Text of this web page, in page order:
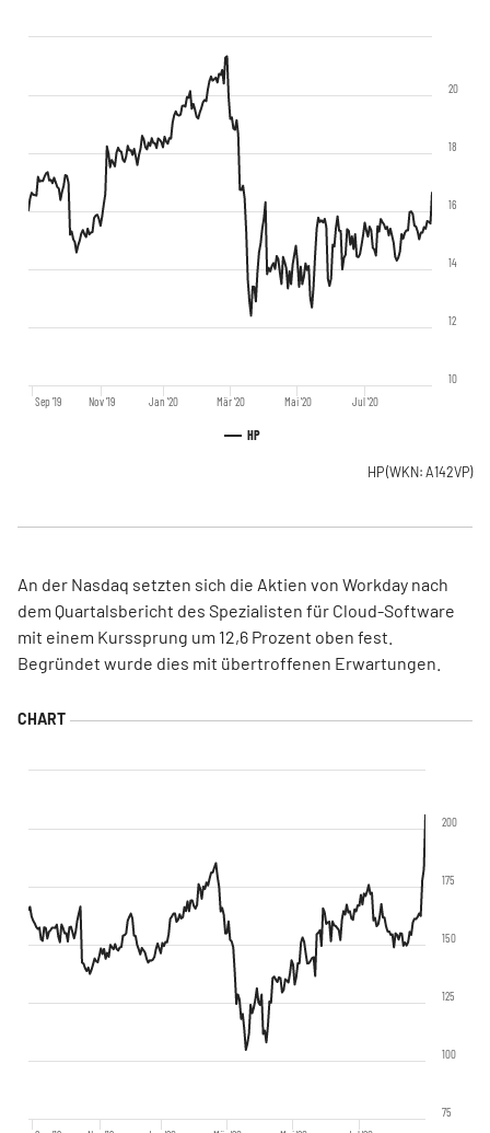
HP
Sep '19 Nov '19 Jan '20 Mär '20 Mai '20 Jul '20
10
12
14
16
18
20
HP(WKN: A142VP)
An der Nasdaq setzten sich die Aktien von Workday nach
dem Quartalsbericht des Spezialisten für Cloud-Software
mit einem Kurssprung um 12,6 Prozent oben fest.
Begründet wurde dies mit übertroffenen Erwartungen.
75
100
125
150
175
200